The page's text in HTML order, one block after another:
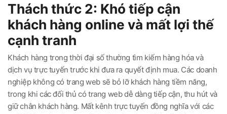
Thách thức 2: Khó tiếp cận
khách hàng online và mất lợi thế
cạnh tranh
Khách hàng trong thời đại số thường tìm kiếm hàng hóa và
dịch vụ trực tuyến trước khi đưa ra quyết định mua. Các doanh
nghiệp không có trang web sẽ bỏ lỡ khách hàng tiềm năng,
trong khi các đối thủ có trang web dễ dàng tiếp cận, thu hút và
giữ chân khách hàng. Mất kênh trực tuyến đồng nghĩa với các